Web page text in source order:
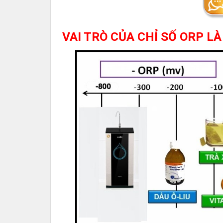
VAI TRÒ CỦA CHỈ SỐ ORP